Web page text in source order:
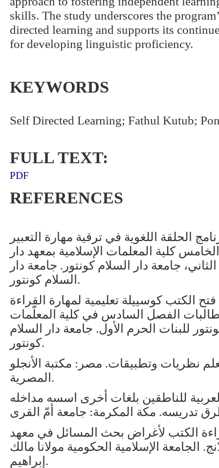
skills. The study underscores the
directed learning and supports its
for developing linguistic proficiency.
KEYWORDS
Self Directed Learning; Fathul Kutub;
FULL TEXT:
PDF
REFERENCES
(2021). دور برنامج الحلقة اللغوية في ترقية مهارة التعبير
كلية المعلمات الإسلامية بمعهد دار
جامعة دار السلام كونتور. جامعة دار
السلام كونتور.
(2023). برنامج فتح الكتب كوسييلة تعليمية لمهارة القراءة
الفصل السادس في كلية المعلّمات
للبنات الحرم الأول. جامعة دار السلام
كونتور.
أ. م. (2012). التعلم نظريات وتطبيقات. مصر: مكتبة الأنجلو
المصرية.
تعليم اللغة العربية للناطقين بلغات أخرى اسسه مداخله
تعليم قراءة الكتب لأغراض بحث المسائل في معهد
الجامعة الإسلامية الحكومية مولانا مالك
إبراهيم.